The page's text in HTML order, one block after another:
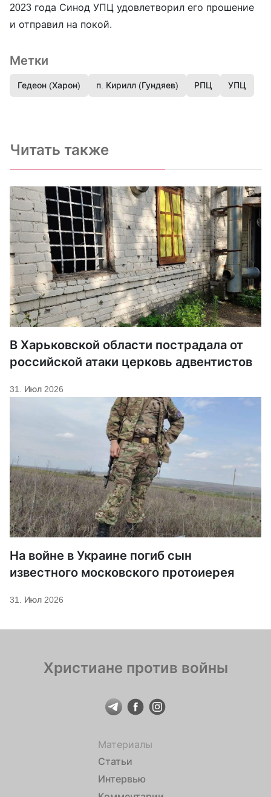
2023 года Синод УПЦ удовлетворил его прошение
и отправил на покой.
Метки
Гедеон (Харон) п. Кирилл (Гундяев) РПЦ УПЦ
Читать также
В Харьковской области пострадала от
российской атаки церковь адвентистов
31. Июл 2026
На войне в Украине погиб сын
известного московского протоиерея
31. Июл 2026
Христиане против войны
Материалы
Статьи
Интервью